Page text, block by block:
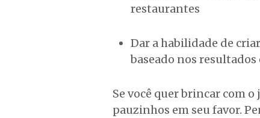
restaurantes
Dar a habilidade de
baseado nos
Se você quer brincar com
pauzinhos em seu favor.